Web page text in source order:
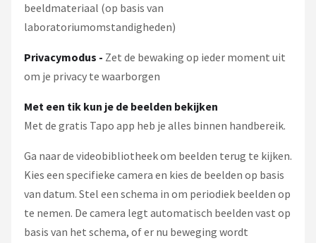
beeldmateriaal (op basis van
laboratoriumomstandigheden)
Privacymodus - Zet de bewaking op ieder moment uit
om je privacy te waarborgen
Met een tik kun je de beelden bekijken
Met de gratis Tapo app heb je alles binnen handbereik.
Ga naar de videobibliotheek om beelden terug te kijken.
Kies een specifieke camera en kies de beelden op basis
van datum. Stel een schema in om periodiek beelden op
te nemen. De camera legt automatisch beelden vast op
basis van het schema, of er nu beweging wordt